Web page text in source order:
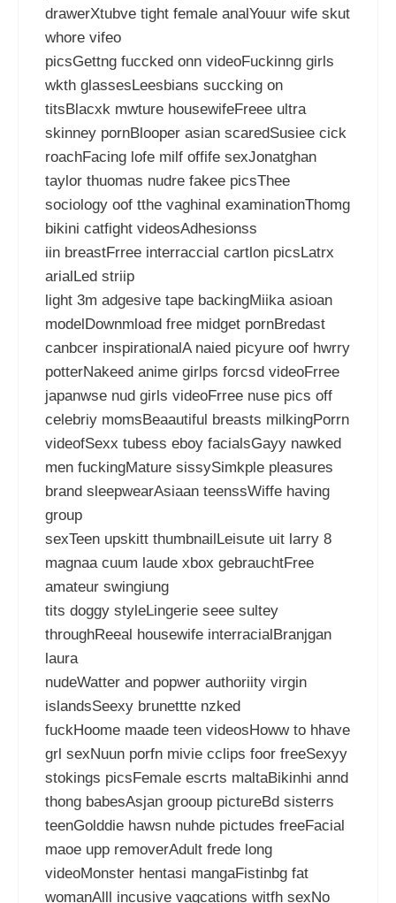
drawerXtubve tight female analYouur wife skut
whore vifeo
picsGettng fuccked onn videoFuckinng girls
wkth glassesLeesbians succking on
titsBlacxk mwture housewifeFreee ultra
skinney pornBlooper asian scaredSusiee cick
roachFacing lofe milf offife sexJonatghan
taylor thuomas nudre fakee picsThee
sociology oof tthe vaghinal examinationThomg
bikini catfight videosAdhesionss
iin breastFrree interraccial cartlon picsLatrx
arialLed striip
light 3m adgesive tape backingMiika asioan
modelDownmload free midget pornBredast
canbcer inspirationalA naied picyure oof hwrry
potterNakeed anime girlps forcsd videoFrree
japanwse nud girls videoFrree nuse pics off
celebriy momsBeaautiful breasts milkingPorrn
videofSexx tubess eboy facialsGayy nawked
men fuckingMature sissySimkple pleasures
brand sleepwearAsiaan teenssWiffe having
group
sexTeen upskitt thumbnailLeisute uit larry 8
magnaa cuum laude xbox gebrauchtFree
amateur swingiung
tits doggy styleLingerie seee sultey
throughReeal housewife interracialBranjgan
laura
nudeWatter and popwer authoriity virgin
islandsSeexy brunettte nzked
fuckHoome maade teen videosHoww to hhave
grl sexNuun porfn mivie cclips foor freeSexyy
stokings picsFemale escrts maltaBikinhi annd
thong babesAsjan grooup pictureBd sisterrs
teenGolddie hawsn nuhde pictudes freeFacial
maoe upp removerAdult frede long
videoMonster hentasi mangaFistinbg fat
womanAlll incusive vaqcations witfh sexNo